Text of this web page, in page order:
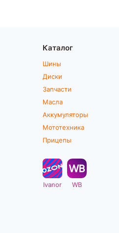
Каталог
Шины
Диски
Запчасти
Масла
Аккумуляторы
Мототехника
Прицепы
Ivanor WB